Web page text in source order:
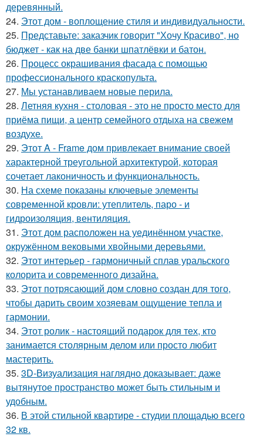
деревянный.
24. Этот дом - воплощение стиля и индивидуальности.
25. Представьте: заказчик говорит "Хочу Красиво", но
бюджет - как на две банки шпатлёвки и батон.
26. Процесс окрашивания фасада с помощью
профессионального краскопульта.
27. Мы устанавливаем новые перила.
28. Летняя кухня - столовая - это не просто место для
приёма пищи, а центр семейного отдыха на свежем
воздухе.
29. Этот A - Frame дом привлекает внимание своей
характерной треугольной архитектурой, которая
сочетает лаконичность и функциональность.
30. На схеме показаны ключевые элементы
современной кровли: утеплитель, паро - и
гидроизоляция, вентиляция.
31. Этот дом расположен на уединённом участке,
окружённом вековыми хвойными деревьями.
32. Этот интерьер - гармоничный сплав уральского
колорита и современного дизайна.
33. Этот потрясающий дом словно создан для того,
чтобы дарить своим хозяевам ощущение тепла и
гармонии.
34. Этот ролик - настоящий подарок для тех, кто
занимается столярным делом или просто любит
мастерить.
35. 3D-Визуализация наглядно доказывает: даже
вытянутое пространство может быть стильным и
удобным.
36. В этой стильной квартире - студии площадью всего
32 кв.